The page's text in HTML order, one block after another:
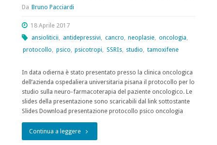
Da Bruno Pacciardi
18 Aprile 2017
ansioliticii, antidepressivi, cancro, neoplasie, oncologia,
protocollo, psico, psicotropi, SSRIs, studio, tamoxifene
In data odierna è stato presentato presso la clinica oncologica
dell’azienda ospedaliera universitaria pisana il protocollo per lo
studio sulla neuro-farmacoterapia del paziente oncologico. Le
slides della presentazione sono scaricabili dal link sottostante
Slides Download presentazione protocollo psico oncologia
Continua a leggere"Presentazione